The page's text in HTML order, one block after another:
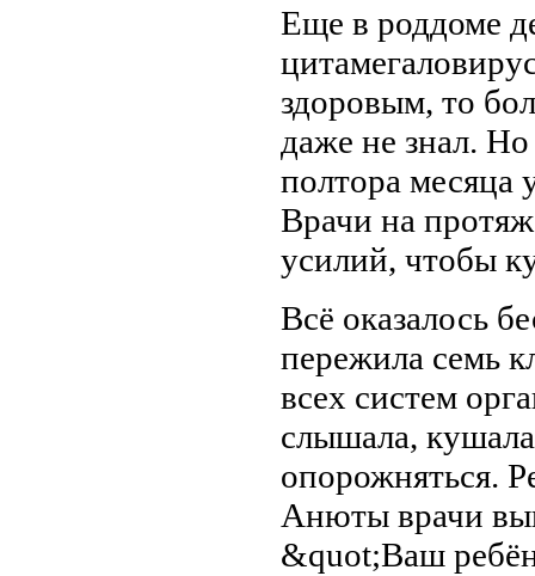
Еще в роддоме
здоровым, то
даже не знал.
полтора месяца
Врачи на
усилий, чтобы
Всё оказалось
пережила семь
всех систем
слышала, кушала
опорожняться.
Анюты врачи
&quot;Ваш